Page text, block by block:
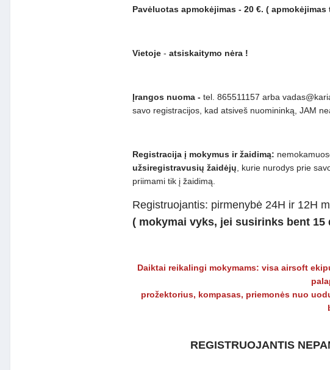
Pavėluotas apmokėjimas - 20 €. (
Vietoje - atsiskaitymo nėra !
Įrangos nuoma - tel. 865511157 arba
savo registracijos, kad atsiveš nuomininką, JAM
Registracija į mokymus ir žaidimą:
užsiregistravusių žaidėjų, kurie nurodys prie
priimami tik į žaidimą.
Registruojantis: pirmenybė 24H ir 12H
( mokymai vyks, jei susirinks bent 15
Daiktai reikalingi mokymams: visa airsoft
prožektorius, kompasas, priemonės nuo
REGISTRUOJANTIS